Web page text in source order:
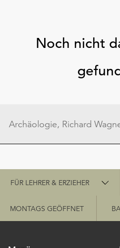
Noch nicht
Schnellzugriff
FÜR LEHRER & ERZIEHER
MONTAGS GEÖFFNET